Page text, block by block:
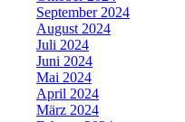
September 2024
August 2024
Juli 2024
Juni 2024
Mai 2024
April 2024
März 2024